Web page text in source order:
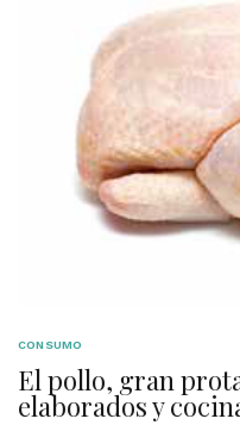
CONSUMO
El pollo, gran
elaborados y